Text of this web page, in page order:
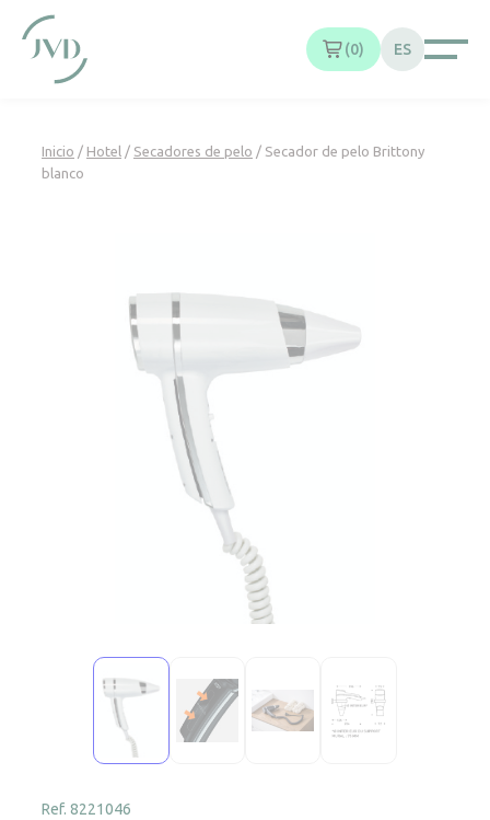
0 ES
Inicio / Hotel / Secadores de pelo / Secador de pelo Brittony
blanco
Ref. 8221046
Panel de gestión de cookies